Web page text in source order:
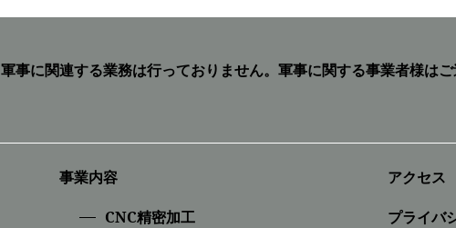
軍事に関連する業務は行っておりません。 軍事に関する事業者様はご
事業内容
CNC精密加⼯
アクセス
プライバ